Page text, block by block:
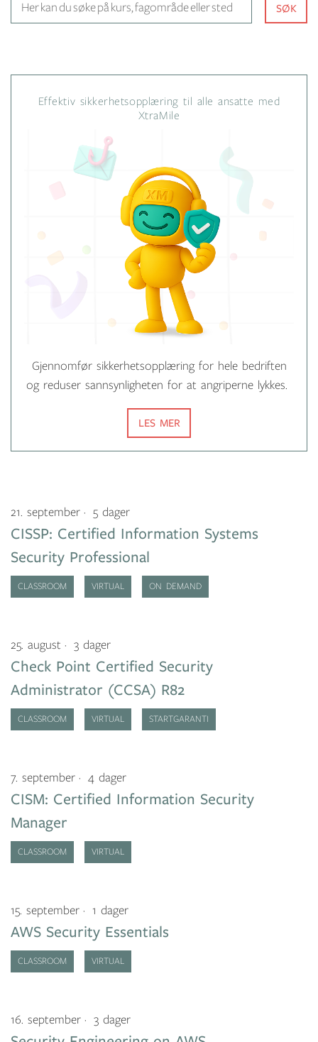
SØK
Effektiv sikkerhetsopplæring til alle ansatte med
XtraMile
Gjennomfør sikkerhetsopplæring for hele bedriften
og reduser sannsynligheten for at angriperne lykkes.
LES MER
CISSP: Certified Information Systems
Security Professional
21. september 5 dager
CLASSROOM VIRTUAL ON DEMAND
Check Point Certified Security
Administrator (CCSA) R82
25. august 3 dager
CLASSROOM VIRTUAL STARTGARANTI
CISM: Certified Information Security
Manager
7. september 4 dager
CLASSROOM VIRTUAL
AWS Security Essentials
15. september 1 dager
CLASSROOM VIRTUAL
16. september 3 dager